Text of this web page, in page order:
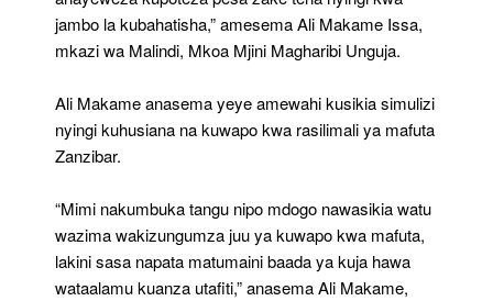
jambo la kubahatisha,” amesema Ali Makame Issa,
mkazi wa Malindi, Mkoa Mjini Magharibi Unguja.
Ali Makame anasema yeye amewahi kusikia simulizi
nyingi kuhusiana na kuwapo kwa rasilimali ya mafuta
Zanzibar.
“Mimi nakumbuka tangu nipo mdogo nawasikia watu
wazima wakizungumza juu ya kuwapo kwa mafuta,
lakini sasa napata matumaini baada ya kuja hawa
wataalamu kuanza utafiti,” anasema Ali Makame,